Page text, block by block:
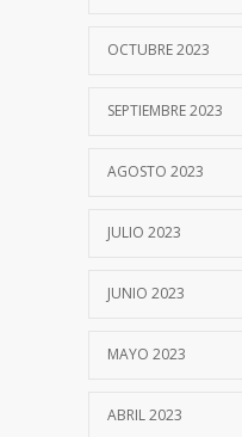
OCTUBRE 2023
SEPTIEMBRE 2023
AGOSTO 2023
JULIO 2023
JUNIO 2023
MAYO 2023
ABRIL 2023